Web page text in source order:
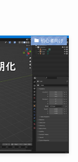
初心者向け